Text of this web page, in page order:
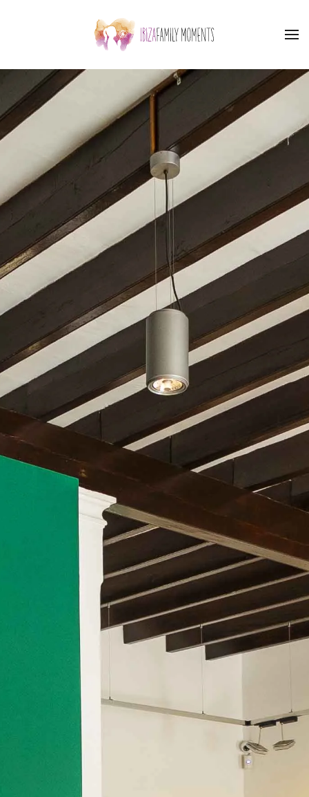
Skip to main content